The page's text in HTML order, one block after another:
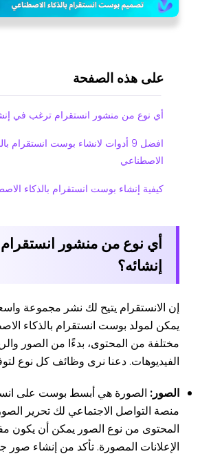
على هذه الصفحة
أي نوع من منشور انستقرام ترغب في
افضل 9 أدوات لانشاء بوست انستقرام
الاصطناعي
كيفية إنشاء بوست انستقرام بالذكاء
أي نوع من منشور
إنشائه؟
إن الانستقرام يتيح لك نشر مجموعة
يمكن لمولد بوست انستقرام بالذكاء
مختلفة من المحتوى، بدءًا من الصور
الفيديوهات. دعنا نرى وظائف كل نوع
الصور: الصورة هي أبسط بوست على
منصة التواصل الاجتماعي لك تحرير
المحتوى من نوع الصور يمكن أن يكون
الإعلانات المصورة. تأكد من إنشاء صور